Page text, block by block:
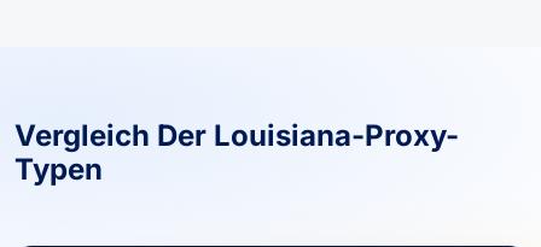
Vergleich Der Louisiana-Proxy-
Typen